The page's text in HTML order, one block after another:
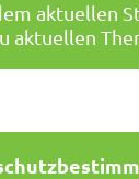
aktuellen
aktuellen